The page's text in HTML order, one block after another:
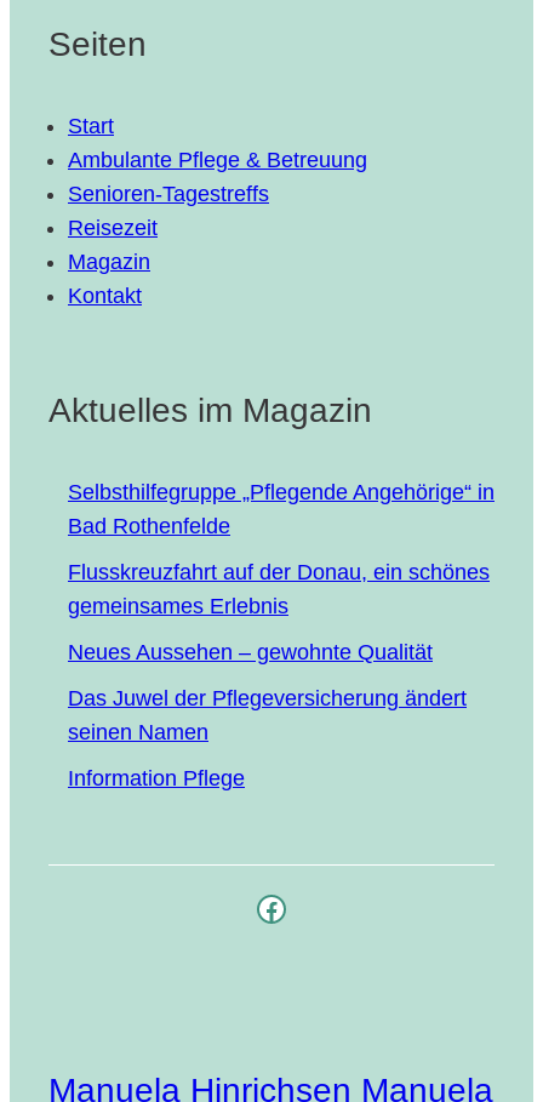
Seiten
Start
Ambulante Pflege & Betreuung
Senioren-Tagestreffs
Reisezeit
Magazin
Kontakt
Aktuelles im Magazin
Selbst­hil­fe­grup­pe „Pfle­gen­de Ange­hö­ri­ge“ in
Bad Rothenfelde
Fluss­kreuz­fahrt auf der Donau, ein schö­nes
gemein­sa­mes Erlebnis
Neu­es Aus­se­hen – gewohn­te Qualität
Das Juwel der Pfle­ge­ver­si­che­rung ändert
sei­nen Namen
Infor­ma­ti­on Pflege
Facebook
Manuela Hinrichsen Manuela